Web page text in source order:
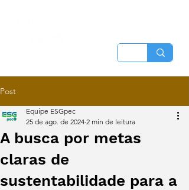
Post
A busca por metas
claras de
sustentabilidade para a
Equipe ESGpec
25 de ago. de 2024 2 min de leitura